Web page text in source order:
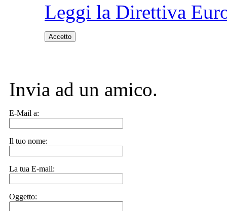
Leggi la Direttiva
Accetto
Invia ad un amico.
E-Mail a:
Il tuo nome:
La tua E-mail:
Oggetto: